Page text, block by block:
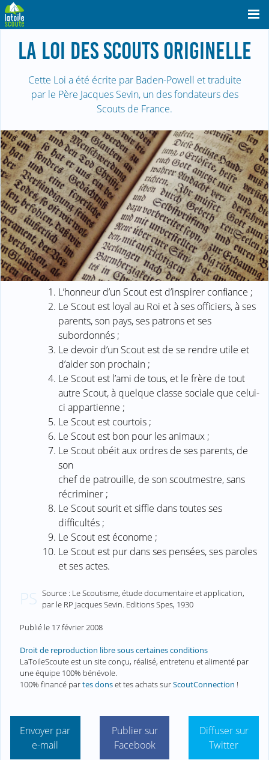
LA LOI DES SCOUTS ORIGINELLE
Cette Loi a été écrite par Baden-Powell et traduite
par le Père Jacques Sevin, un des fondateurs des
Scouts de France.
L’honneur d’un Scout est d’inspirer confiance ;
Le Scout est loyal au Roi et à ses officiers, à ses
parents, son pays, ses patrons et ses
subordonnés ;
Le devoir d’un Scout est de se rendre utile et
d’aider son prochain ;
Le Scout est l’ami de tous, et le frère de tout
autre Scout, à quelque classe sociale que celui-
ci appartienne ;
Le Scout est courtois ;
Le Scout est bon pour les animaux ;
Le Scout obéit aux ordres de ses parents, de
son
chef de patrouille, de son scoutmestre, sans
récriminer ;
Le Scout sourit et siffle dans toutes ses
difficultés ;
Le Scout est économe ;
Le Scout est pur dans ses pensées, ses paroles
et ses actes.
PS Source : Le Scoutisme, étude documentaire et application,
par le RP Jacques Sevin. Editions Spes, 1930
Publié le 17 février 2008
Droit de reproduction libre sous certaines conditions
LaToileScoute est un site conçu, réalisé, entretenu et alimenté par
une équipe 100% bénévole.
100% financé partes donset tes achats surScoutConnection !
Envoyer par
e-mail
Publier sur
Facebook
Diffuser sur
Twitter